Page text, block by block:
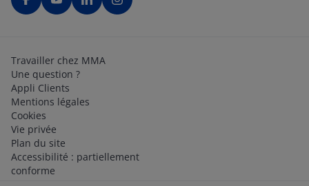
Travailler chez MMA
Une question ?
Appli Clients
Mentions légales
Cookies
Vie privée
Plan du site
Accessibilité : partiellement
conforme